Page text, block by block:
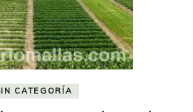
CATEGORÍA